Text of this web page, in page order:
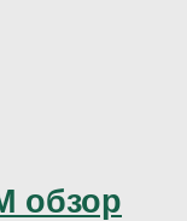
обзор